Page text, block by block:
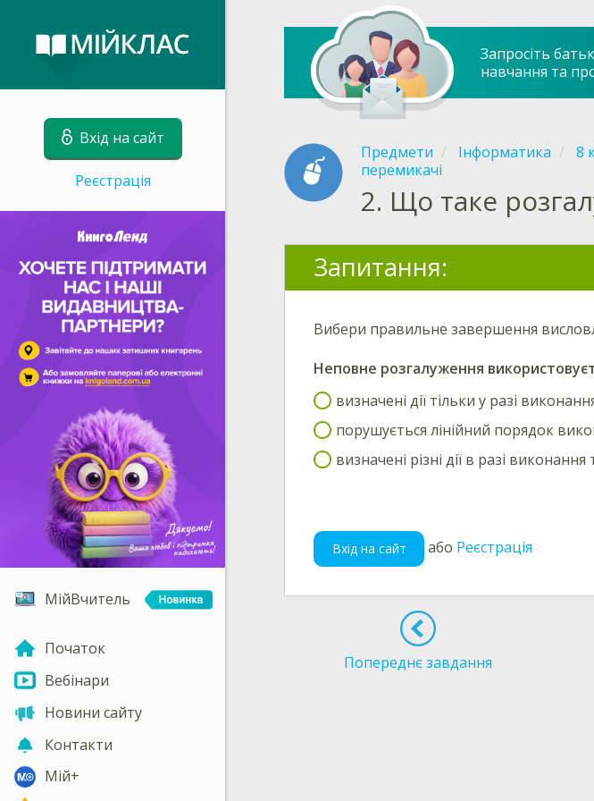
Вхід на сайт
Реєстрація
МійВчитель
Початок
Вебінари
Новини сайту
Контакти
Мій+
Запросіть
навчання та
Предмети Інформатика 8
перемикачі
2. Що таке
Запитання:
Вибери правильне завершення
Неповне розгалуження
визначені дії тільки у разі
порушується лінійний порядок
визначені різні дії в разі
Вхід на сайт або Реєстрація
Попереднє завдання